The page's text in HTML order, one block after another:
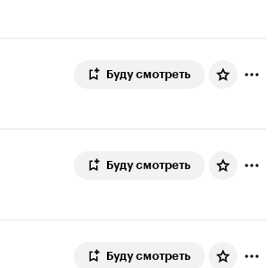
Буду смотреть
Буду смотреть
Буду смотреть